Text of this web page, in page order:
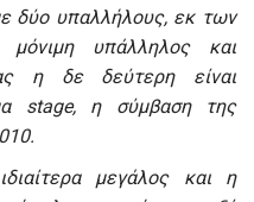
δύο υπαλλήλους, εκ των
υπάλληλος και
η δε δεύτερη είναι
stage, η σύμβαση της
μεγάλος και η